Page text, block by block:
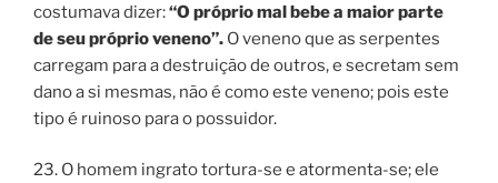
costumava dizer:“O próprio mal bebe a maior parte
de seu próprio veneno”. O veneno que as serpentes
carregam para a destruição de outros, e secretam sem
dano a si mesmas, não é como este veneno; pois este
tipo é ruinoso para o possuidor.
23. O homem ingrato tortura-se e atormenta-se; ele